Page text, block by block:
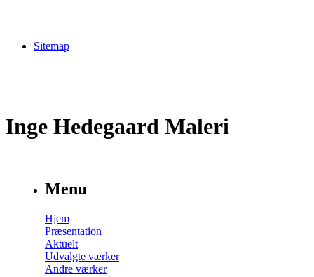
Sitemap
Inge Hedegaard Maleri
Menu
Hjem
Præsentation
Aktuelt
Udvalgte værker
Andre værker